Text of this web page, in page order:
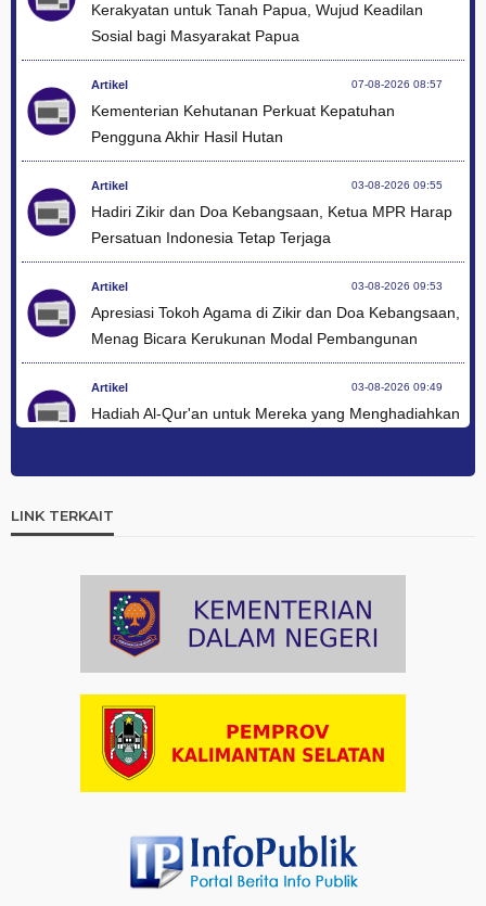
Kerakyatan untuk Tanah Papua, Wujud Keadilan
Sosial bagi Masyarakat Papua
Artikel 07-08-2026 08:57
Kementerian Kehutanan Perkuat Kepatuhan
Pengguna Akhir Hasil Hutan
Artikel 03-08-2026 09:55
Hadiri Zikir dan Doa Kebangsaan, Ketua MPR Harap
Persatuan Indonesia Tetap Terjaga
Artikel 03-08-2026 09:53
Apresiasi Tokoh Agama di Zikir dan Doa Kebangsaan,
Menag Bicara Kerukunan Modal Pembangunan
Artikel 03-08-2026 09:49
Hadiah Al-Qur'an untuk Mereka yang Menghadiahkan
Ini Teks Lengkap Doa Kebangsaan Umat Kristen
Protestan di Monas
Artikel
Paduan Suara yang Menyatukan Harapan untuk
Indonesia
Dalam Zikir dan Doa Kebangsaan, Tio Menemukan
Makna Keberagaman
Artikel 01-08-2026 18:00
Kebangsaan di Monas
31-07-2026 16:04
LINK TERKAIT